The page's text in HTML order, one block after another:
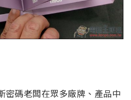
密碼老闆在眾多廠牌、產品中